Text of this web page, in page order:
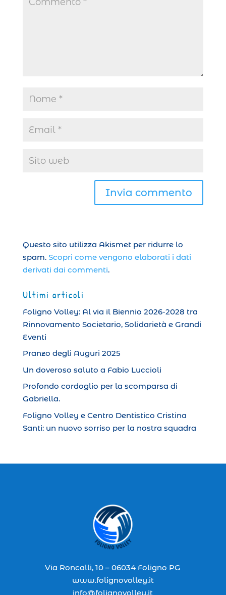
Questo sito utilizza Akismet per ridurre lo
spam. Scopri come vengono elaborati i dati
derivati dai commenti.
Ultimi articoli
Foligno Volley: Al via il Biennio 2026-2028 tra
Rinnovamento Societario, Solidarietà e Grandi
Eventi
Pranzo degli Auguri 2025
Un doveroso saluto a Fabio Luccioli
Profondo cordoglio per la scomparsa di
Gabriella.
Foligno Volley e Centro Dentistico Cristina
Santi: un nuovo sorriso per la nostra squadra
Via Roncalli, 10 – 06034 Foligno PG
www.folignovolley.it
info@folignovolley.it